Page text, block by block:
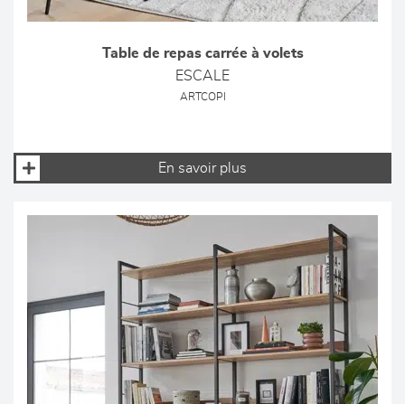
Table de repas carrée à volets
ESCALE
ARTCOPI
En savoir plus